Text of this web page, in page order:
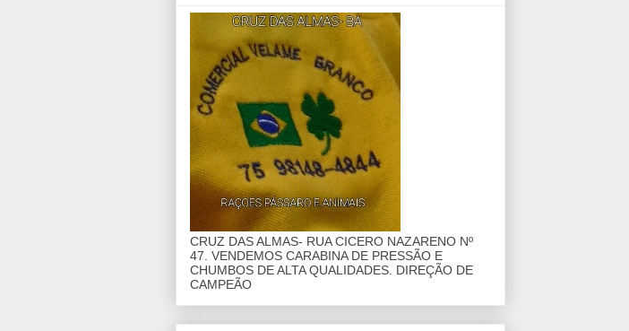
CRUZ DAS ALMAS- RUA CICERO NAZARENO Nº
47. VENDEMOS CARABINA DE PRESSÃO E
CHUMBOS DE ALTA QUALIDADES. DIREÇÃO DE
CAMPEÃO